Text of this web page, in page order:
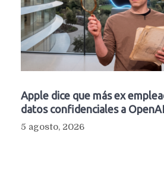
Apple dice que más ex
datos confidenciales a OpenAI
5 agosto, 2026